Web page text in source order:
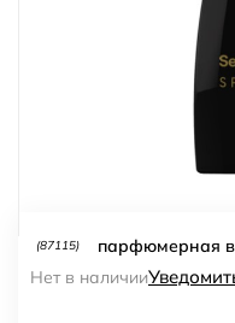
(87115)
парфюмерная
Нет в наличии